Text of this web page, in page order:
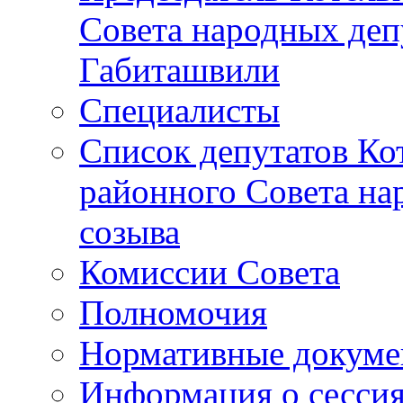
Совета народных
Габиташвили
Специалисты
Список депутатов
районного Совета
созыва
Комиссии Совета
Полномочия
Нормативные
Информация о